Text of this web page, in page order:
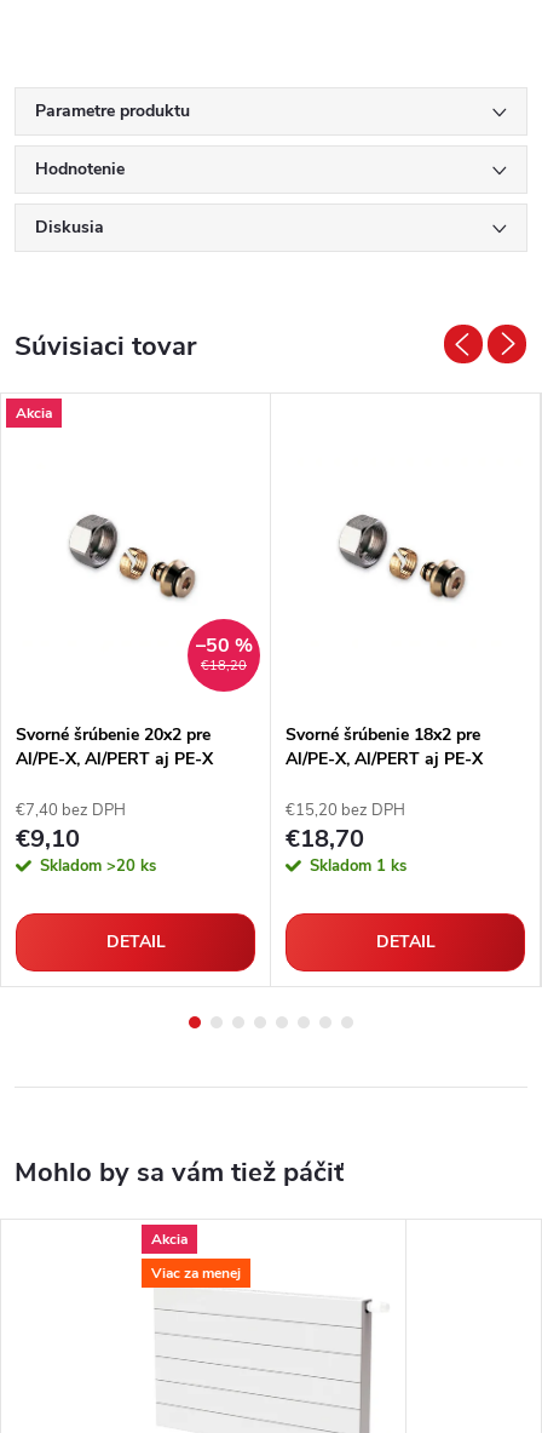
Parametre produktu
Hodnotenie
Diskusia
Súvisiaci tovar
Akcia
€18,20
–50 %
Svorné šrúbenie 20x2 pre
Al/PE-X, Al/PERT aj PE-X
€7,40 bez DPH
€9,10
Skladom >20 ks
DETAIL
Svorné šrúbenie 18x2 pre
Al/PE-X, Al/PERT aj PE-X
€15,20 bez DPH
€18,70
Skladom 1 ks
DETAIL
Akcia
Viac za menej